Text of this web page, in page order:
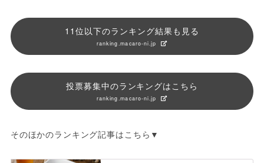
11位以下のランキング結果も見る
ranking.macaro-ni.jp
投票募集中のランキングはこちら
ranking.macaro-ni.jp
そのほかのランキング記事はこちら▼